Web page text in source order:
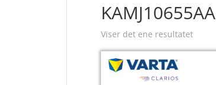
KAMJ10655AA
Viser det ene resultatet